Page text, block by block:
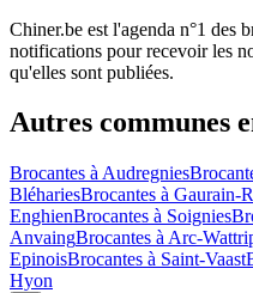
Chiner.be est l'agenda n°1 des
notifications pour recevoir les
qu'elles sont publiées.
Autres communes
Brocantes à Audregnies
BléhariesBrocantes à Gaurain-
EnghienBrocantes à Soignies
AnvaingBrocantes à Arc-
EpinoisBrocantes à Saint-Vaast
Hyon